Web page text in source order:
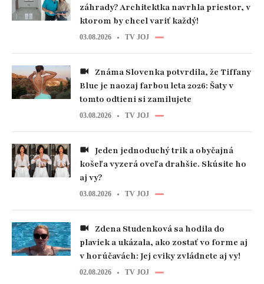
záhrady? Architektka navrhla priestor, v
ktorom by chcel variť každý!
03.08.2026 TV JOJ
Blue je naozaj farbou leta 2026: Šaty v
tomto odtieni si zamilujete
03.08.2026 TV JOJ
košeľa vyzerá oveľa drahšie. Skúsite ho
aj vy?
03.08.2026 TV JOJ
plaviek a ukázala, ako zostať vo forme aj
v horúčavách: Jej cviky zvládnete aj vy!
02.08.2026 TV JOJ